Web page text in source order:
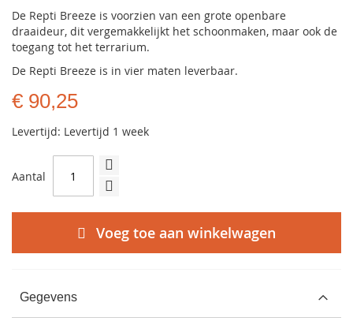
De Repti Breeze is voorzien van een grote openbare
draaideur, dit vergemakkelijkt het schoonmaken, maar ook de
toegang tot het terrarium.
De Repti Breeze is in vier maten leverbaar.
€ 90,25
Levertijd: Levertijd 1 week
Aantal
Voeg toe aan winkelwagen
Gegevens